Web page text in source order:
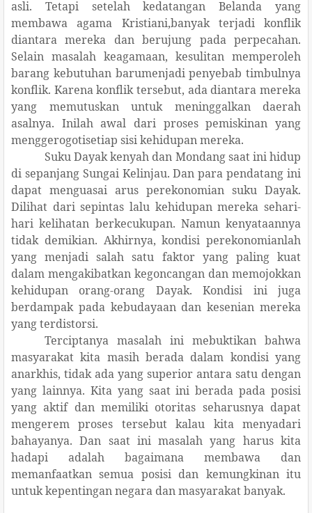
asli. Tetapi setelah kedatangan Belanda yang
membawa agama Kristiani,banyak terjadi konflik
diantara mereka dan berujung pada perpecahan.
Selain masalah keagamaan, kesulitan memperoleh
barang kebutuhan barumenjadi penyebab timbulnya
konflik. Karena konflik tersebut, ada diantara mereka
yang memutuskan untuk meninggalkan daerah
asalnya. Inilah awal dari proses pemiskinan yang
menggerogotisetiap sisi kehidupan mereka.
Suku Dayak kenyah dan Mondang saat ini hidup
di sepanjang Sungai Kelinjau. Dan para pendatang ini
dapat menguasai arus perekonomian suku Dayak.
Dilihat dari sepintas lalu kehidupan mereka sehari-
hari kelihatan berkecukupan. Namun kenyataannya
tidak demikian. Akhirnya, kondisi perekonomianlah
yang menjadi salah satu faktor yang paling kuat
dalam mengakibatkan kegoncangan dan memojokkan
kehidupan orang-orang Dayak. Kondisi ini juga
berdampak pada kebudayaan dan kesenian mereka
yang terdistorsi.
Terciptanya masalah ini mebuktikan bahwa
masyarakat kita masih berada dalam kondisi yang
anarkhis, tidak ada yang superior antara satu dengan
yang lainnya. Kita yang saat ini berada pada posisi
yang aktif dan memiliki otoritas seharusnya dapat
mengerem proses tersebut kalau kita menyadari
bahayanya. Dan saat ini masalah yang harus kita
hadapi adalah bagaimana membawa dan
memanfaatkan semua posisi dan kemungkinan itu
untuk kepentingan negara dan masyarakat banyak.